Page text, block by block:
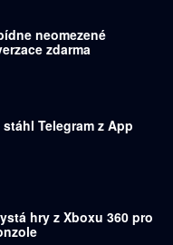
neomezené
zdarma
Telegram z App
hry z Xboxu 360 pro